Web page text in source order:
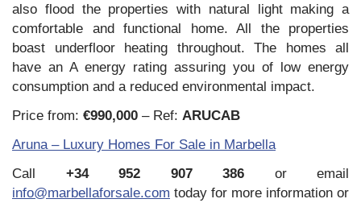
also flood the properties with natural light making a
comfortable and functional home. All the properties
boast underfloor heating throughout. The homes all
have an A energy rating assuring you of low energy
consumption and a reduced environmental impact.
Price from: €990,000 – Ref: ARUCAB
Aruna – Luxury Homes For Sale in Marbella
Call +34 952 907 386 or email
info@marbellaforsale.com today for more information or